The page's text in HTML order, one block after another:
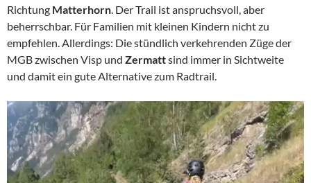
Richtung Matterhorn . Der Trail ist anspruchsvoll, aber
beherrschbar. Für Familien mit kleinen Kindern nicht zu
empfehlen. Allerdings: Die stündlich verkehrenden Züge der
MGB zwischen Visp und Zermattsind immer in Sichtweite
und damit ein gute Alternative zum Radtrail.